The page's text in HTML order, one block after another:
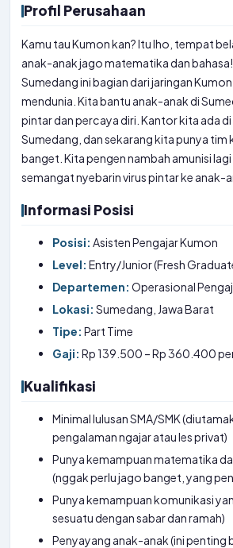
Profil Perusahaan
Kamu tau Kumon kan? Itu lho, tempat
anak-anak jago matematika dan
Sumedang ini bagian dari jaringan
mendunia. Kita bantu anak-anak di
pintar dan percaya diri. Kantor kita ada
Sumedang, dan sekarang kita punya tim
banget. Kita pengen nambah amunisi lagi
semangat nyebarin virus pintar ke anak-
Informasi Posisi
Posisi: Asisten Pengajar Kumon
Level: Entry/Junior (Fresh
Departemen: Operasional
Lokasi: Sumedang, Jawa Barat
Tipe: Part Time
Gaji: Rp 139.500 – Rp 360.400
Kualifikasi
Minimal lulusan SMA/SMK
pengalaman ngajar atau les privat)
Punya kemampuan matematika
(nggak perlu jago banget, yang
Punya kemampuan komunikasi
sesuatu dengan sabar dan ramah)
Penyayang anak-anak (ini penting